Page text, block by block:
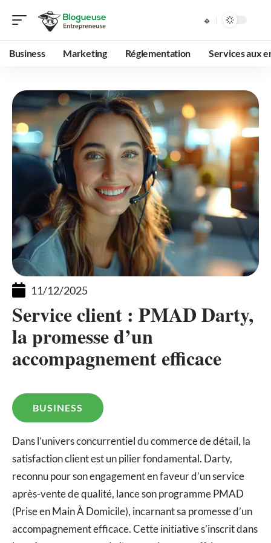
Business Marketing Réglementation Services aux
11/12/2025
Service client : PMAD Darty,
la promesse d’un
accompagnement efficace
BUSINESS
Dans l’univers concurrentiel du commerce de détail, la
satisfaction client est un pilier fondamental. Darty,
reconnu pour son engagement en faveur d’un service
après-vente de qualité, lance son programme PMAD
(Prise en Main À Domicile), incarnant sa promesse d’un
accompagnement efficace. Cette initiative s’inscrit dans